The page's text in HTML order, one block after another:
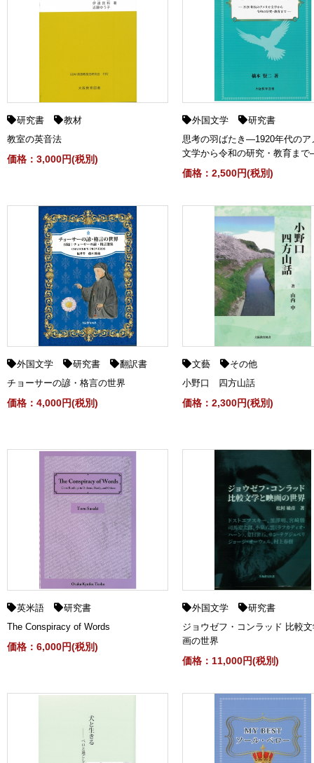
研究書
教材
教室の英音法
価格：3,000円(税別)
外国文学
研究書
思考の羽ばたき―1920年代のア
文学から令和の研究・教育ま
価格：2,500円(税別)
外国文学 研究書
翻訳書
チョーサーの諺・格言の世界
価格：4,000円(税別)
文藝
その他
小野口 四方山話
価格：2,300円(税別)
英米語
研究書
The Conspiracy of Words
価格：6,000円(税別)
外国文学
研究書
ジョウゼフ・コンラッド 比較
画の世界
価格：11,000円(税別)